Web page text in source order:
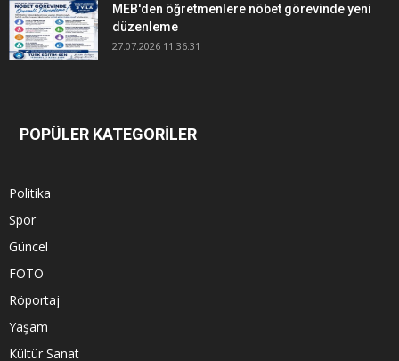
MEB'den öğretmenlere nöbet görevinde yeni
düzenleme
27.07.2026 11:36:31
POPÜLER KATEGORİLER
Politika
Spor
Güncel
FOTO
Röportaj
Yaşam
Kültür Sanat